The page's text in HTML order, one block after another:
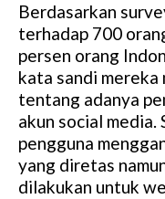
Berdasarkan
terhadap 700
persen orang
kata sandi
tentang adanya
akun social media.
pengguna
yang diretas
dilakukan untuk